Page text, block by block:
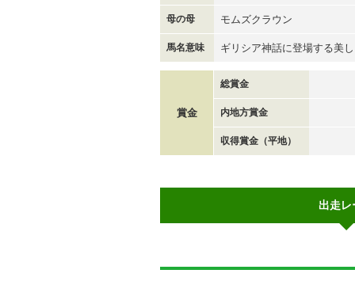
母の母 モムズクラウン
馬名意味 ギリシア神話に登場する美
賞金
総賞金
内地方賞金
収得賞金（平地）
出走レ